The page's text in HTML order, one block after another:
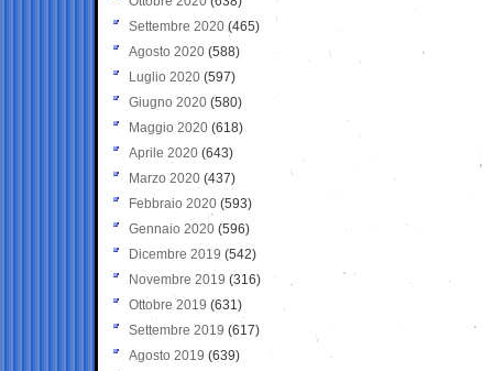
Settembre 2020(465)
Agosto 2020 (588)
Luglio 2020 (597)
Giugno 2020 (580)
Maggio 2020 (618)
Aprile 2020 (643)
Marzo 2020 (437)
Febbraio 2020 (593)
Gennaio 2020 (596)
Dicembre 2019 (542)
Novembre 2019 (316)
Ottobre 2019 (631)
Settembre 2019 (617)
Agosto 2019 (639)